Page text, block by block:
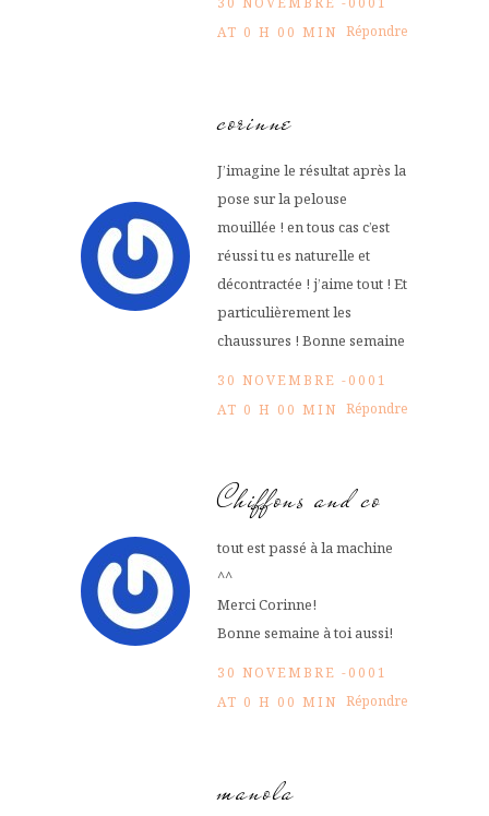
AT 0 H 00 MIN Répondre
corinne
J’imagine le résultat après la
pose sur la pelouse
mouillée ! en tous cas c’est
réussi tu es naturelle et
décontractée ! j’aime tout ! Et
particulièrement les
chaussures ! Bonne semaine
30 NOVEMBRE -0001
AT 0 H 00 MIN Répondre
Chiffons and co
tout est passé à la machine
^^
Merci Corinne!
Bonne semaine à toi aussi!
30 NOVEMBRE -0001
AT 0 H 00 MIN Répondre
manola